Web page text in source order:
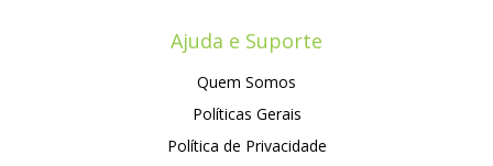
Ajuda e Suporte
Quem Somos
Políticas Gerais
Política de Privacidade